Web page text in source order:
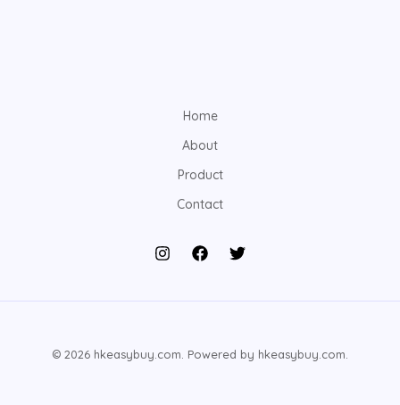
Home
About
Product
Contact
© 2026 hkeasybuy.com. Powered by hkeasybuy.com.